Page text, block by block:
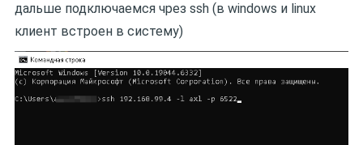
дальше подключаемся чрез ssh (в windows и linux
клиент встроен в систему)